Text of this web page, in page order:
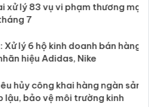
xử lý 83 vụ vi phạm thương
tháng 7
Xử lý 6 hộ kinh doanh bán
mạo nhãn hiệu Adidas, Nike